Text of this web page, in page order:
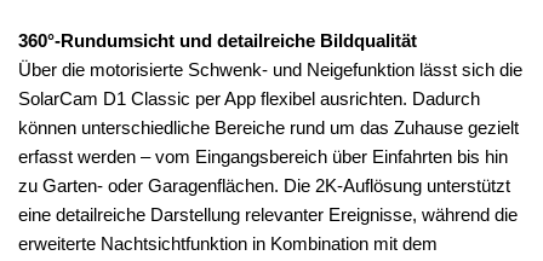
360°-Rundumsicht und detailreiche Bildqualität
Über die motorisierte Schwenk- und Neigefunktion lässt sich die
SolarCam D1 Classic per App flexibel ausrichten. Dadurch
können unterschiedliche Bereiche rund um das Zuhause gezielt
erfasst werden – vom Eingangsbereich über Einfahrten bis hin
zu Garten- oder Garagenflächen. Die 2K-Auflösung unterstützt
eine detailreiche Darstellung relevanter Ereignisse, während die
erweiterte Nachtsichtfunktion in Kombination mit dem